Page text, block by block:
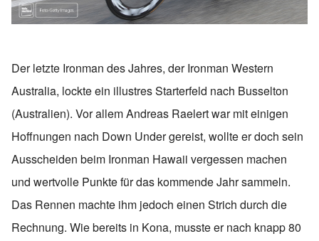
Der letzte Ironman des Jahres, der Ironman Western
Australia, lockte ein illustres Starterfeld nach Busselton
(Australien). Vor allem Andreas Raelert war mit einigen
Hoffnungen nach Down Under gereist, wollte er doch sein
Ausscheiden beim Ironman Hawaii vergessen machen
und wertvolle Punkte für das kommende Jahr sammeln.
Das Rennen machte ihm jedoch einen Strich durch die
Rechnung. Wie bereits in Kona, musste er nach knapp 80